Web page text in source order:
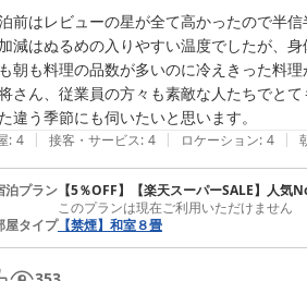
前はレビューの星が全て高かったので半
減はぬるめの入りやすい温度でしたが、
朝も料理の品数が多いのに冷えきった料
さん、従業員の方々も素敵な人たちでと
違う季節にも伺いたいと思います。
: 4 | 接客・サービス: 4 | ロケーション: 4 |
泊プラン 【5％OFF】【楽天スーパーSALE】人
このプランは現在ご利用いただけません
屋タイプ【禁煙】和室８畳